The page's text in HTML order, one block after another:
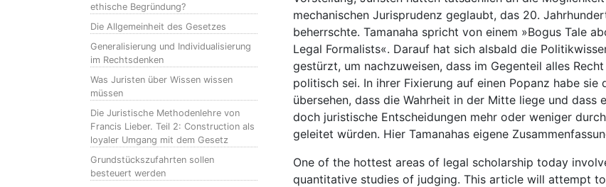
ethische Begründung?
Die Allgemeinheit des Gesetzes
Generalisierung und Individualisierung
im Rechtsdenken
Was Juristen über Wissen wissen
müssen
Die Juristische Methodenlehre von
Francis Lieber. Teil 2: Construction als
loyaler Umgang mit dem Gesetz
Grundstückszufahrten sollen
besteuert werden
mechanischen Jurisprudenz geglaubt, das 20.
beherrschte. Tamanaha spricht von einem »Bogus Tale
Legal Formalists«. Darauf hat sich alsbald die
gestürzt, um nachzuweisen, dass im Gegenteil alles Recht
politisch sei. In ihrer Fixierung auf einen Popanz habe sie
übersehen, dass die Wahrheit in der Mitte liege und dass
doch juristische Entscheidungen mehr oder weniger
geleitet würden. Hier Tamanahas eigene
One of the hottest areas of legal scholarship today
quantitative studies of judging. This article will attempt